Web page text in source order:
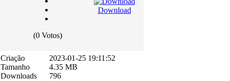
(0 Votos)
Download
Criação
Tamanho
Downloads
2023-01-25 19:11:52
4.35 MB
796